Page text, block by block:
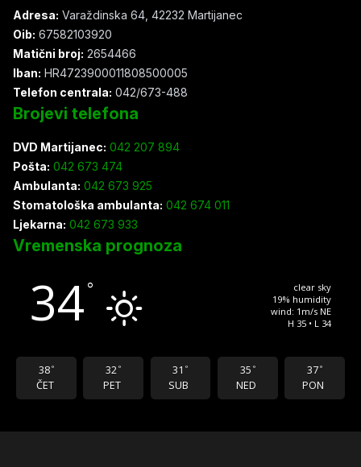
Adresa: Varaždinska 64, 42232 Martijanec
Oib: 67582103920
Matični broj: 2654466
Iban: HR4723900011808500005
Telefon centrala: 042/673-488
Brojevi telefona
DVD Martijanec: 042 207 894
Pošta: 042 673 474
Ambulanta: 042 673 925
Stomatološka ambulanta: 042 674 011
Ljekarna: 042 673 933
Vremenska prognoza
34°
clear sky
19% humidity
wind: 1m/s NE
H 35 • L 34
38 °
ČET
32 °
PET
31 °
SUB
35 °
NED
37 °
PON